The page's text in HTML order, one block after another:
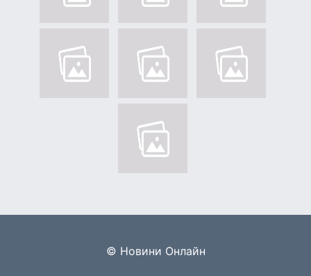
© Новини Онлайн